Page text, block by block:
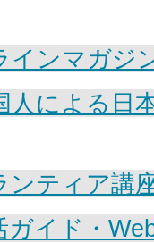
インマガジ
人による日
ンティア講
ガイド・